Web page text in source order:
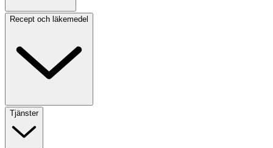
Recept och läkemedel
Tjänster